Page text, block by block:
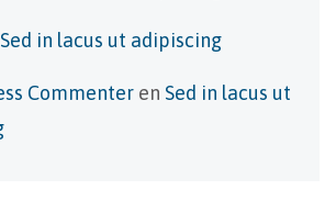
Sed in lacus ut adipiscing
Commenter en Sed in lacus ut